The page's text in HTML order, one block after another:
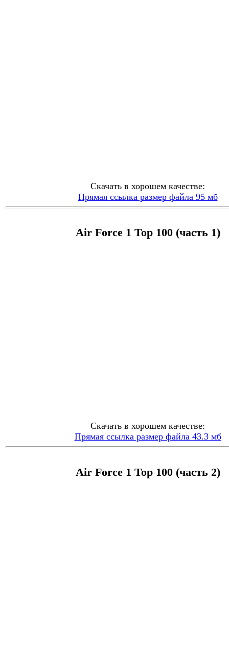
Скачать в хорошем качестве:
Прямая ссылка размер файла 95 мб
Air Force 1 Top 100 (часть 1)
Скачать в хорошем качестве:
Прямая ссылка размер файла 43.3 мб
Air Force 1 Top 100 (часть 2)